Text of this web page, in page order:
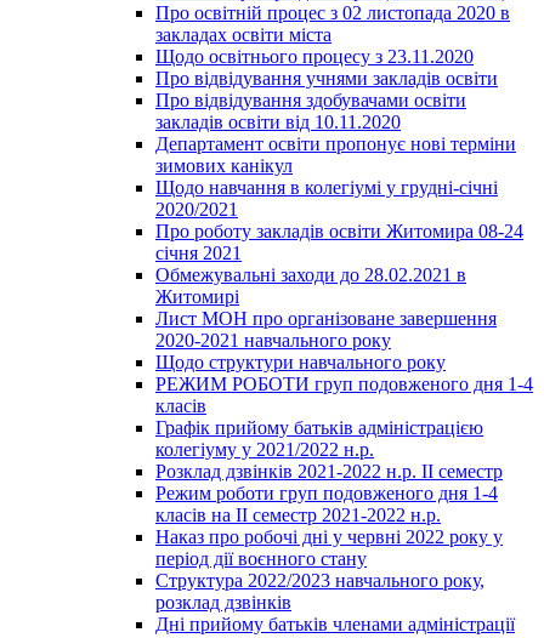
Про освітній процес з 02 листопада 2020 в
закладах освіти міста
Щодо освітнього процесу з 23.11.2020
Про відвідування учнями закладів освіти
Про відвідування здобувачами освіти
закладів освіти від 10.11.2020
Департамент освіти пропонує нові терміни
зимових канікул
Щодо навчання в колегіумі у грудні-січні
2020/2021
Про роботу закладів освіти Житомира 08-24
січня 2021
Обмежувальні заходи до 28.02.2021 в
Житомирі
Лист МОН про організоване завершення
2020-2021 навчального року
Щодо структури навчального року
РЕЖИМ РОБОТИ груп подовженого дня 1-4
класів
Графік прийому батьків адміністрацією
колегіуму у 2021/2022 н.р.
Розклад дзвінків 2021-2022 н.р. ІІ семестр
Режим роботи груп подовженого дня 1-4
класів на ІІ семестр 2021-2022 н.р.
Наказ про робочі дні у червні 2022 року у
період дії воєнного стану
Структура 2022/2023 навчального року,
розклад дзвінків
Дні прийому батьків членами адміністрації